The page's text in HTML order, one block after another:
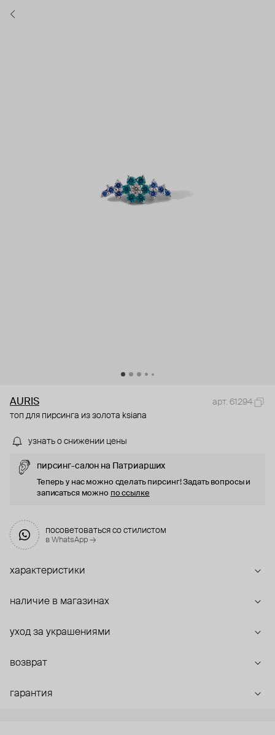
AURIS
арт. 61294
топ для пирсинга из золота ksiana
узнать о снижении цены
пирсинг-салон на Патриарших
Теперь у нас можно сделать пирсинг! Задать вопросы и
записаться можно по ссылке
посоветоваться со стилистом
в WhatsApp →
характеристики
наличие в магазинах
уход за украшениями
возврат
гарантия